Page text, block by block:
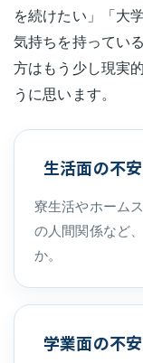
を続けたい」「大
気持ちを持ってい
方はもう少し現実
うに思います。
生活面の不安
寮生活やホーム
の人間関係など
か。
学業面の不安